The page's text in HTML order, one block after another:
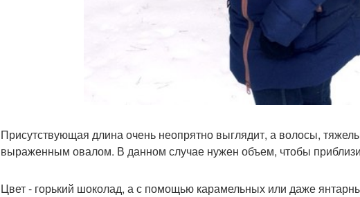
Присутствующая длина очень неопрятно выглядит, а волосы,
выраженным овалом. В данном случае нужен объем, чтобы
Цвет - горький шоколад, а с помощью карамельных или даже